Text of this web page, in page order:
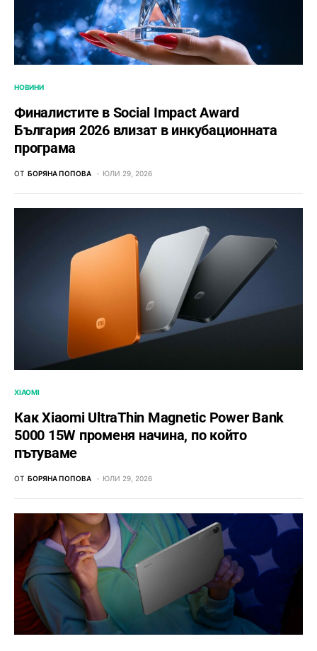
НОВИНИ
Финалистите в Social Impact Award
България 2026 влизат в инкубационната
програма
ОТ БОРЯНА ПОПОВА ЮЛИ 29, 2026
XIAOMI
Как Xiaomi UltraThin Magnetic Power Bank
5000 15W променя начина, по който
пътуваме
ОТ БОРЯНА ПОПОВА ЮЛИ 29, 2026